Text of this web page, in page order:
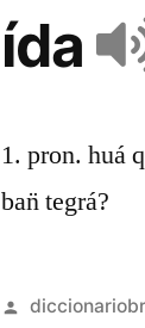
ída
1. pron. huá
ban̈ tegrá?